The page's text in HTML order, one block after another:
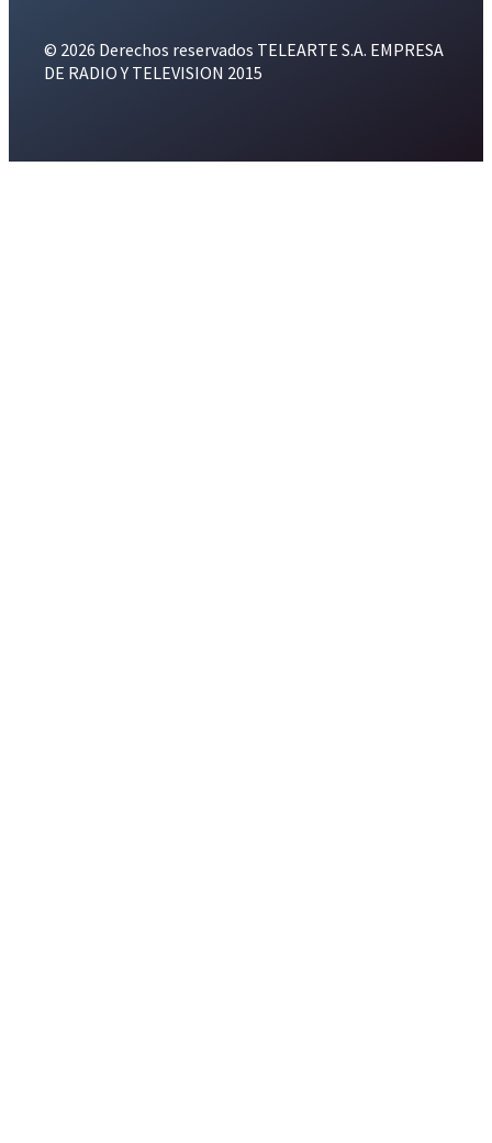
© 2026 Derechos reservados TELEARTE S.A. EMPRESA
DE RADIO Y TELEVISION 2015